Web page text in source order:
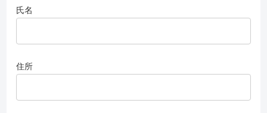
氏名
住所